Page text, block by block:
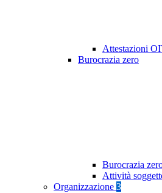
Attestazioni
Burocrazia zero
Burocrazia
Attività
Organizzazione 3